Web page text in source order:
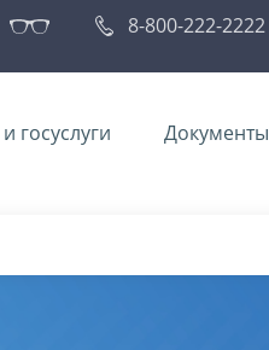
8-800-222-2222
госуслуги Документы